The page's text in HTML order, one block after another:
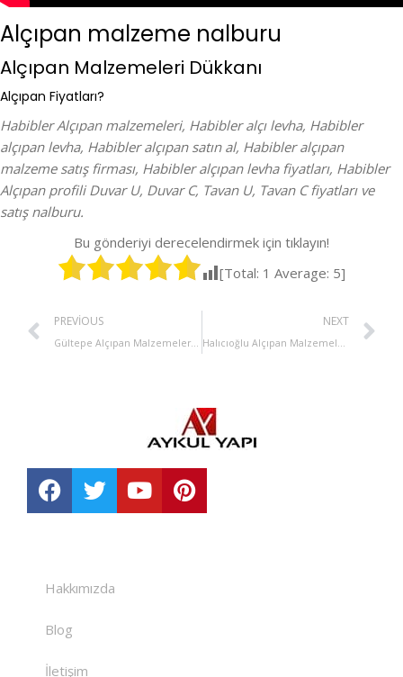
Alçıpan malzeme nalburu
Alçıpan Malzemeleri Dükkanı
Alçıpan Fiyatları?
Habibler Alçıpan malzemeleri, Habibler alçı levha, Habibler
alçıpan levha, Habibler alçıpan satın al, Habibler alçıpan
malzeme satış firması, Habibler alçıpan levha fiyatları, Habibler
Alçıpan profili Duvar U, Duvar C, Tavan U, Tavan C fiyatları ve
satış nalburu.
Bu gönderiyi derecelendirmek için tıklayın!
[Total: 1 Average: 5]
PREVIOUS
Gültepe Alçıpan Malzemeleri Satışı
NEXT
Halıcıoğlu Alçıpan Malzemeleri Satışı
Hakkımızda
Blog
İletişim